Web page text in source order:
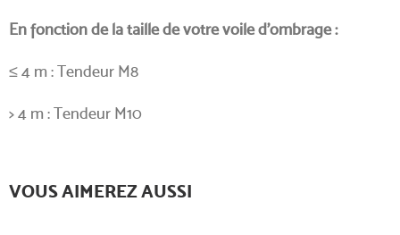
En fonction de la taille de votre voile d’ombrage :
≤ 4 m : Tendeur M8
> 4 m : Tendeur M10
VOUS AIMEREZ AUSSI